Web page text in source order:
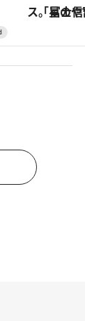
ヴァシュロン・コンスタンタ